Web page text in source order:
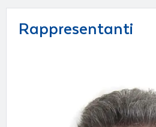
Rappresentanti